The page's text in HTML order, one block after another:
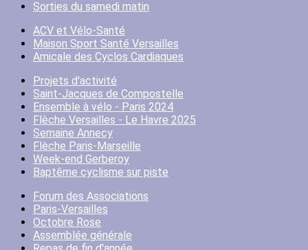
Sorties du samedi matin
ACV et Vélo-Santé
Maison Sport Santé Versailles
Amicale des Cyclos Cardiaques
Projets d'activité
Saint-Jacques de Compostelle
Ensemble à vélo - Paris 2024
Flèche Versailles - Le Havre 2025
Semaine Annecy
Flèche Paris-Marseille
Week-end Gerberoy
Baptême cyclisme sur piste
Forum des Associations
Paris-Versailles
Octobre Rose
Assemblée générale